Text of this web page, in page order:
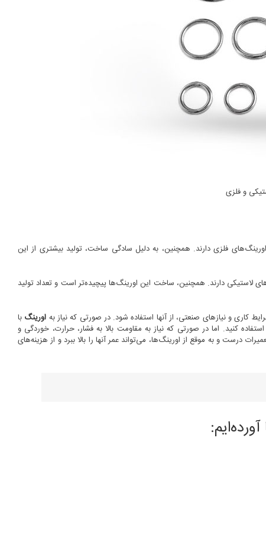
و فلزی
فلزی دارند. همچنین، به دلیل سادگی ساخت، تولید بیشتری از این
لاستیکی دارند. همچنین، ساخت این اورینگ‌ها پیچیده‌تر است و تعداد تولید
کاری و نیازهای صنعتی، از آنها استفاده شود. در صورتی که نیاز به اورینگ با
کنید. اما در صورتی که نیاز به مقاومت بالا به فشار، حرارت، خوردگی و
درست و به موقع از اورینگ‌ها، می‌تواند عمر آنها را بالا ببرد و از هزینه‌های